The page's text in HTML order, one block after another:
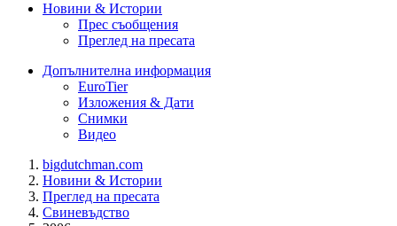
Новини & Истории
Прес съобщения
Преглед на пресата
Допълнителна информация
EuroTier
Изложения & Дати
Снимки
Видео
bigdutchman.com
Новини & Истории
Преглед на пресата
Свиневъдство